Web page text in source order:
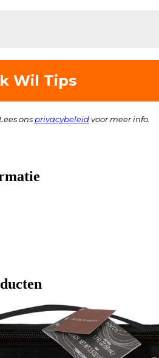
ons privacybeleidvoor meer info.